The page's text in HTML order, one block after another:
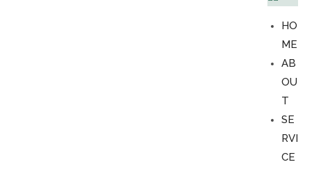
HO
ME
AB
OU
T
SE
RVI
CE